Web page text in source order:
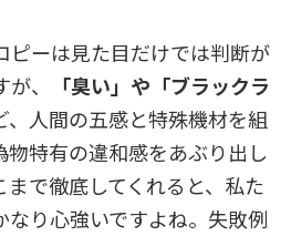
ピーは見た目だけでは判断が
、
「臭い」や「ブラックラ
、人間の五感と特殊機材を組
物特有の違和感をあぶり出し
で徹底してくれると、私た
なり心強いですよね。失敗例